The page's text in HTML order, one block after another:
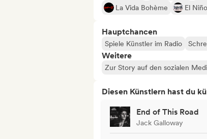
La Vida Bohème
El
Hauptchancen
Spiele Künstler im Radio
Weitere
Zur Story auf den sozialen
Diesen Künstlern hast du
End of This Road
Jack Galloway